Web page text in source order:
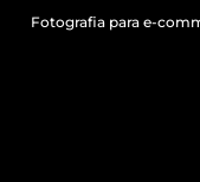
Fotografia para e-